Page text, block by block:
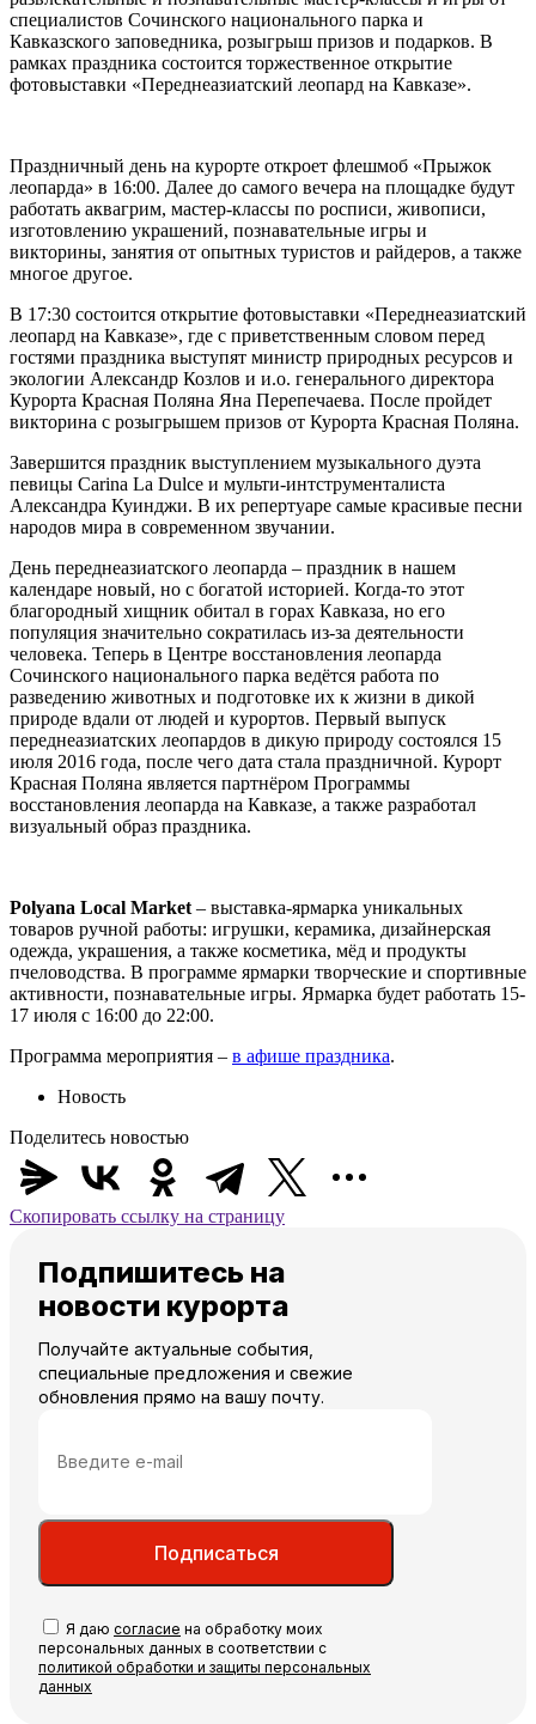
специалистов Сочинского национального парка и
Кавказского заповедника, розыгрыш призов и подарков. В
рамках праздника состоится торжественное открытие
фотовыставки «Переднеазиатский леопард на Кавказе».
Праздничный день на курорте откроет флешмоб «Прыжок
леопарда» в 16:00. Далее до самого вечера на площадке будут
работать аквагрим, мастер-классы по росписи, живописи,
изготовлению украшений, познавательные игры и
викторины, занятия от опытных туристов и райдеров, а также
многое другое.
В 17:30 состоится открытие фотовыставки «Переднеазиатский
леопард на Кавказе», где с приветственным словом перед
гостями праздника выступят министр природных ресурсов и
экологии Александр Козлов и и.о. генерального директора
Курорта Красная Поляна Яна Перепечаева. После пройдет
викторина с розыгрышем призов от Курорта Красная Поляна.
Завершится праздник выступлением музыкального дуэта
певицы Carina La Dulce и мульти-интструменталиста
Александра Куинджи. В их репертуаре самые красивые песни
народов мира в современном звучании.
День переднеазиатского леопарда – праздник в нашем
календаре новый, но с богатой историей. Когда-то этот
благородный хищник обитал в горах Кавказа, но его
популяция значительно сократилась из-за деятельности
человека. Теперь в Центре восстановления леопарда
Сочинского национального парка ведётся работа по
разведению животных и подготовке их к жизни в дикой
природе вдали от людей и курортов. Первый выпуск
переднеазиатских леопардов в дикую природу состоялся 15
июля 2016 года, после чего дата стала праздничной. Курорт
Красная Поляна является партнёром Программы
восстановления леопарда на Кавказе, а также разработал
визуальный образ праздника.
Polyana Local Market – выставка-ярмарка уникальных
товаров ручной работы: игрушки, керамика, дизайнерская
одежда, украшения, а также косметика, мёд и продукты
пчеловодства. В программе ярмарки творческие и спортивные
активности, познавательные игры. Ярмарка будет работать 15-
17 июля с 16:00 до 22:00.
Программа мероприятия – в афише праздника.
Новость
Поделитесь новостью
Скопировать ссылку на страницу
Подпишитесь на
новости курорта
Получайте актуальные события,
специальные предложения и свежие
обновления прямо на вашу почту.
Подписаться
Я даю согласие на обработку моих
персональных данных в соответствии с
политикой обработки и защиты персональных
данных